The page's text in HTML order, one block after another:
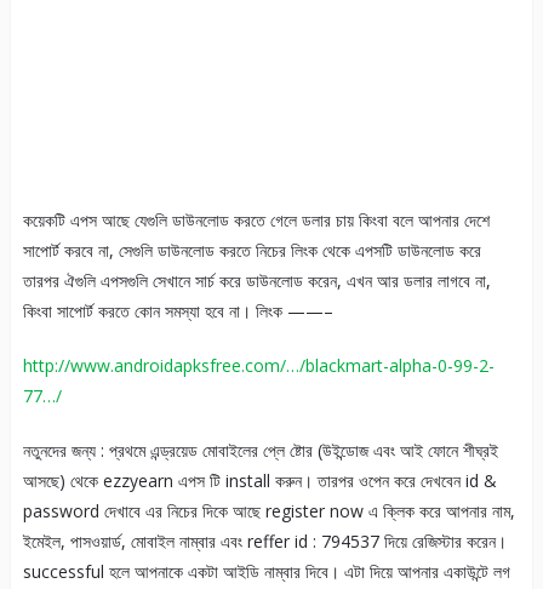
কয়েকটি এপস আছে যেগুলি ডাউনলোড করতে গেলে ডলার চায় কিংবা বলে আপনার দেশে
সাপোর্ট করবে না, সেগুলি ডাউনলোড করতে নিচের লিংক থেকে এপসটি ডাউনলোড করে
তারপর ঐগুলি এপসগুলি সেখানে সার্চ করে ডাউনলোড করেন, এখন আর ডলার লাগবে না,
কিংবা সাপোর্ট করতে কোন সমস্যা হবে না। লিংক ——–
http://www.androidapksfree.com/…/blackmart-alpha-0-99-2-
77…/
নতুনদের জন্য : প্রথমে এন্ড্রয়েড মোবাইলের প্লে ষ্টোর (উইন্ডোজ এবং আই ফোনে শীঘ্রই
আসছে) থেকে ezzyearn এপস টি install করুন। তারপর ওপেন করে দেখবেন id &
password দেখাবে এর নিচের দিকে আছে register now এ ক্লিক করে আপনার নাম,
ইমেইল, পাসওয়ার্ড, মোবাইল নাম্বার এবং reffer id : 794537 দিয়ে রেজিস্টার করেন।
successful হলে আপনাকে একটা আইডি নাম্বার দিবে। এটা দিয়ে আপনার একাউন্টে লগ